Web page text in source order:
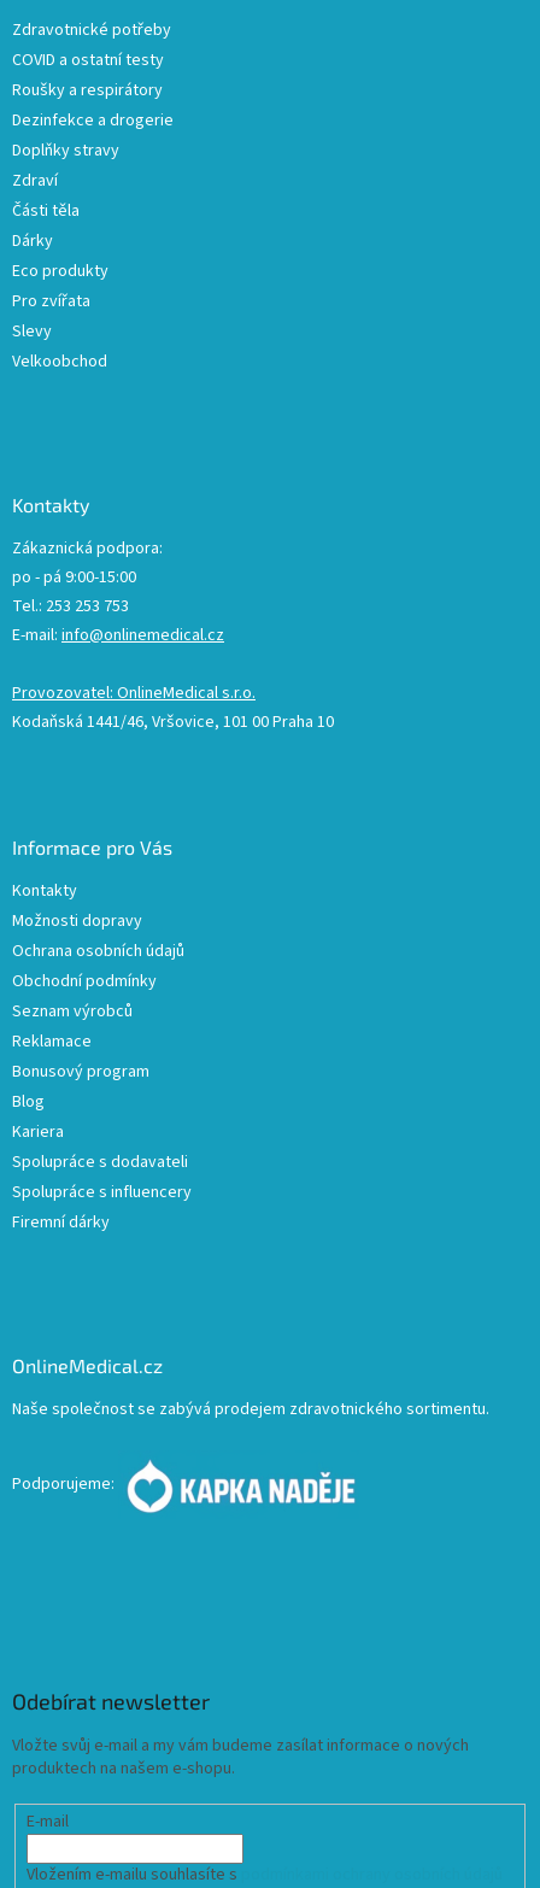
Zdravotnické potřeby
COVID a ostatní testy
Roušky a respirátory
Dezinfekce a drogerie
Doplňky stravy
Zdraví
Části těla
Dárky
Eco produkty
Pro zvířata
Slevy
Velkoobchod
Kontakty
Zákaznická podpora:
po - pá 9:00-15:00
Tel.: 253 253 753
E-mail: info@onlinemedical.cz
Provozovatel: OnlineMedical s.r.o.
Kodaňská 1441/46, Vršovice, 101 00 Praha 10
Informace pro Vás
Kontakty
Možnosti dopravy
Ochrana osobních údajů
Obchodní podmínky
Seznam výrobců
Reklamace
Bonusový program
Blog
Kariera
Spolupráce s dodavateli
Spolupráce s influencery
Firemní dárky
OnlineMedical.cz
Naše společnost se zabývá prodejem zdravotnického sortimentu.
Podporujeme:
Odebírat newsletter
Vložte svůj e-mail a my vám budeme zasílat informace o nových
produktech na našem e-shopu.
E-mail
Vložením e-mailu souhlasíte s